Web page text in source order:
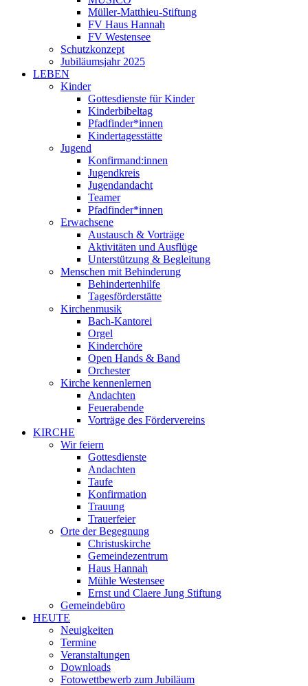
Müller-Matthieu-Stiftung
FV Haus Hannah
FV Westensee
Schutzkonzept
Jubiläumsjahr 2025
LEBEN
Kinder
Gottesdienste für Kinder
Kinderbibeltag
Pfadfinder*innen
Kindertagesstätte
Jugend
Konfirmand:innen
Jugendkreis
Jugendandacht
Teamer
Pfadfinder*innen
Erwachsene
Austausch & Vorträge
Aktivitäten und Ausflüge
Unterstützung & Begleitung
Menschen mit Behinderung
Behindertenhilfe
Tagesförderstätte
Kirchenmusik
Bach-Kantorei
Orgel
Kinderchöre
Open Hands & Band
Orchester
Kirche kennenlernen
Andachten
Feuerabende
Vorträge des Fördervereins
KIRCHE
Wir feiern
Gottesdienste
Andachten
Taufe
Konfirmation
Trauung
Trauerfeier
Orte der Begegnung
Christuskirche
Gemeindezentrum
Haus Hannah
Mühle Westensee
Ernst und Claere Jung Stiftung
Gemeindebüro
HEUTE
Neuigkeiten
Termine
Veranstaltungen
Downloads
Fotowettbewerb zum Jubiläum